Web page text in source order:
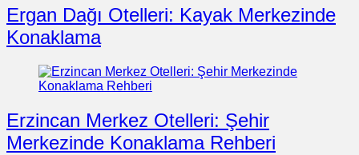
Ergan Dağı Otelleri: Kayak Merkezinde
Konaklama
Erzincan Merkez Otelleri: Şehir
Merkezinde Konaklama Rehberi